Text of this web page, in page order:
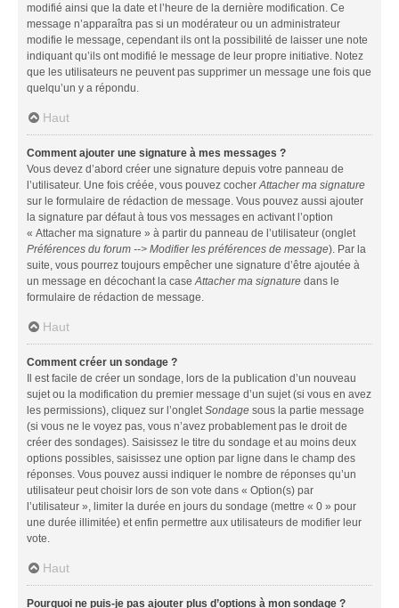
modifié ainsi que la date et l’heure de la dernière modification. Ce
message n’apparaîtra pas si un modérateur ou un administrateur
modifie le message, cependant ils ont la possibilité de laisser une note
indiquant qu’ils ont modifié le message de leur propre initiative. Notez
que les utilisateurs ne peuvent pas supprimer un message une fois que
quelqu’un y a répondu.
Haut
Comment ajouter une signature à mes messages ?
Vous devez d’abord créer une signature depuis votre panneau de
l’utilisateur. Une fois créée, vous pouvez cocherAttacher ma signature
sur le formulaire de rédaction de message. Vous pouvez aussi ajouter
la signature par défaut à tous vos messages en activant l’option
« Attacher ma signature » à partir du panneau de l’utilisateur (onglet
Préférences du forum --> Modifier les préférences de message). Par la
suite, vous pourrez toujours empêcher une signature d’être ajoutée à
un message en décochant la caseAttacher ma signature dans le
formulaire de rédaction de message.
Haut
Comment créer un sondage ?
Il est facile de créer un sondage, lors de la publication d’un nouveau
sujet ou la modification du premier message d’un sujet (si vous en avez
les permissions), cliquez sur l’ongletSondage sous la partie message
(si vous ne le voyez pas, vous n’avez probablement pas le droit de
créer des sondages). Saisissez le titre du sondage et au moins deux
options possibles, saisissez une option par ligne dans le champ des
réponses. Vous pouvez aussi indiquer le nombre de réponses qu’un
utilisateur peut choisir lors de son vote dans « Option(s) par
l’utilisateur », limiter la durée en jours du sondage (mettre « 0 » pour
une durée illimitée) et enfin permettre aux utilisateurs de modifier leur
vote.
Haut
Pourquoi ne puis-je pas ajouter plus d’options à mon sondage ?